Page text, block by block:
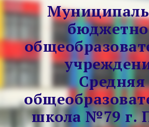
Средняя
школа №79 г.